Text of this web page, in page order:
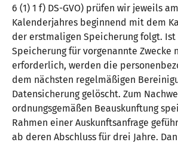
6 (1) 1 f) DS-GVO) prüfen wir jeweils
Kalenderjahres beginnend mit dem
der erstmaligen Speicherung folgt.
Speicherung für vorgenannte Zwecke
erforderlich, werden die
dem nächsten regelmäßigen
Datensicherung gelöscht. Zum
ordnungsgemäßen Beauskunftung
Rahmen einer Auskunftsanfrage
ab deren Abschluss für drei Jahre.